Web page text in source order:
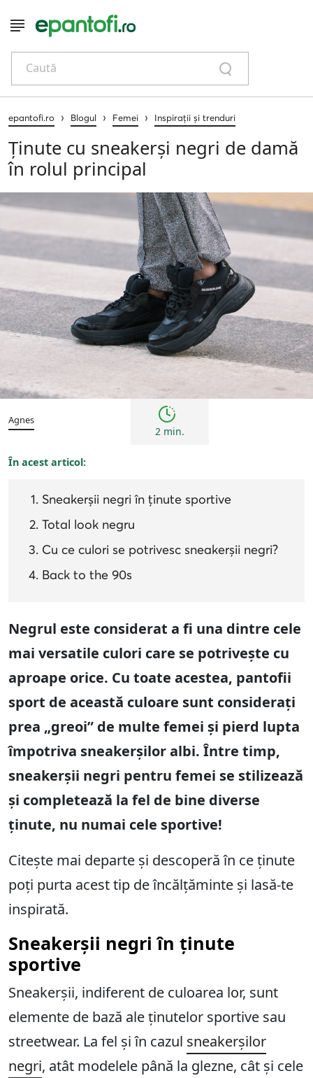
Caută
epantofi.ro › Blogul › Femei › Inspirații și trenduri
Ținute cu sneakerși negri de damă
în rolul principal
Femei Inspirații și trenduri
Agnes
2 min.
În acest articol:
Sneakerșii negri în ținute sportive
Total look negru
Cu ce culori se potrivesc sneakerșii negri?
Back to the 90s
Negrul este considerat a fi una dintre cele
mai versatile culori care se potrivește cu
aproape orice. Cu toate acestea, pantofii
sport de această culoare sunt considerați
prea „greoi” de multe femei și pierd lupta
împotriva sneakerșilor albi. Între timp,
sneakerșii negri pentru femei se stilizează
și completează la fel de bine diverse
ținute, nu numai cele sportive!
Citește mai departe și descoperă în ce ținute
poți purta acest tip de încălțăminte și lasă-te
inspirată.
Sneakerșii negri în ținute
sportive
Sneakerșii, indiferent de culoarea lor, sunt
elemente de bază ale ținutelor sportive sau
streetwear. La fel și în cazul sneakerșilor
negri, atât modelele până la glezne, cât și cele